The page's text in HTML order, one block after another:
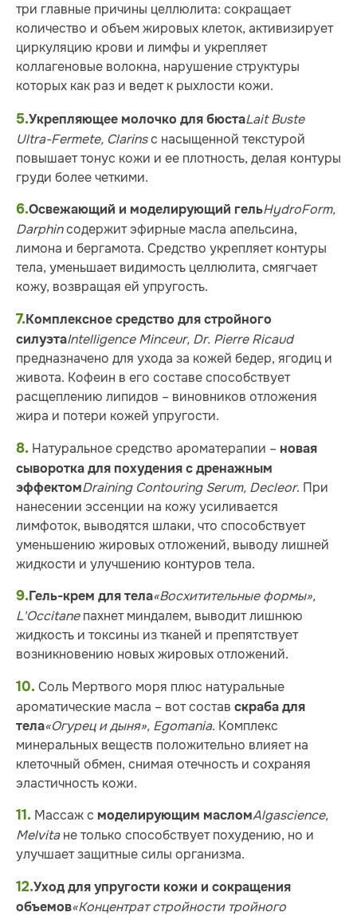
три главные причины целлюлита: сокращает
количество и объем жировых клеток, активизирует
циркуляцию крови и лимфы и укрепляет
коллагеновые волокна, нарушение структуры
которых как раз и ведет к рыхлости кожи.
5.Укрепляющее молочко для бюстаLait Buste
Ultra-Fermete, Clarinsс насыщенной текстурой
повышает тонус кожи и ее плотность, делая контуры
груди более четкими.
6.Освежающий и моделирующий гельHydroForm,
Darphinсодержит эфирные масла апельсина,
лимона и бергамота. Средство укрепляет контуры
тела, уменьшает видимость целлюлита, смягчает
кожу, возвращая ей упругость.
7.Комплексное средство для стройного
силуэтаIntelligence Minceur, Dr. Pierre Ricaud
предназначено для ухода за кожей бедер, ягодиц и
живота. Кофеин в его составе способствует
расщеплению липидов – виновников отложения
жира и потери кожей упругости.
8. Натуральное средство ароматерапии – новая
сыворотка для похудения с дренажным
эффектомDraining Contouring Serum, Decleor. При
нанесении эссенции на кожу усиливается
лимфоток, выводятся шлаки, что способствует
уменьшению жировых отложений, выводу лишней
жидкости и улучшению контуров тела.
9.Гель-крем для тела«Восхитительные формы»,
L'Occitaneпахнет миндалем, выводит лишнюю
жидкость и токсины из тканей и препятствует
возникновению новых жировых отложений.
10. Соль Мертвого моря плюс натуральные
ароматические масла – вот состав скраба для
тела«Огурец и дыня», Egomania. Комплекс
минеральных веществ положительно влияет на
клеточный обмен, снимая отечность и сохраняя
эластичность кожи.
11. Массаж с моделирующим масломAlgascience,
Melvitaне только способствует похудению, но и
улучшает защитные силы организма.
12.Уход для упругости кожи и сокращения
объемов«Концентрат стройности тройного